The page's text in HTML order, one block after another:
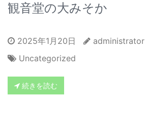
観音堂の大みそか
2025年1月20日
administrator
Uncategorized
続きを読む